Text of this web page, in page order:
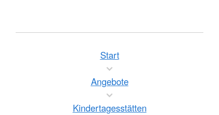
Start
Angebote
Kindertagesstätten